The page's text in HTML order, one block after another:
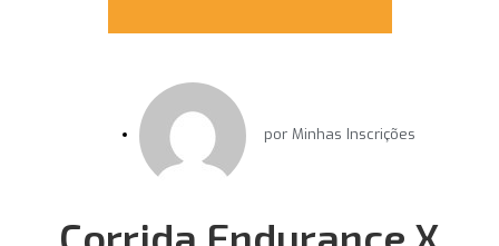
por Minhas Inscrições